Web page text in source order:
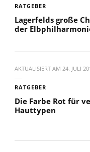
RATGEBER
Lagerfelds große
der
AKTUALISIERT AM 24. JULI
RATGEBER
Die Farbe Rot für
Hauttypen